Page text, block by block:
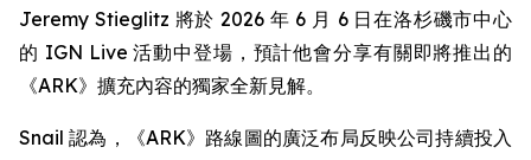
Jeremy Stieglitz 將於 2026 年 6 月 6 日在洛杉磯市中心
的 IGN Live 活動中登場，預計他會分享有關即將推出的
《ARK》擴充內容的獨家全新見解。
Snail 認為，《ARK》路線圖的廣泛布局反映公司持續投入